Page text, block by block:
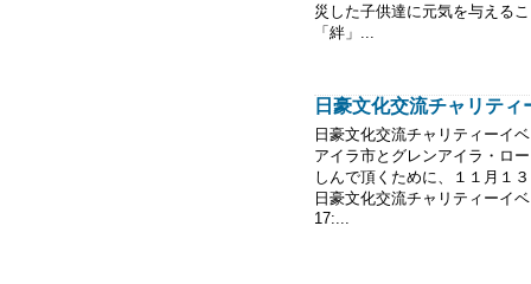
災した子供達に元気を与える
「絆」...
日豪文化交流チャリテ
日豪文化交流チャリティーイ
アイラ市とグレンアイラ・ロ
しんで頂くために、１１月１
日豪文化交流チャリティーイ
17:...